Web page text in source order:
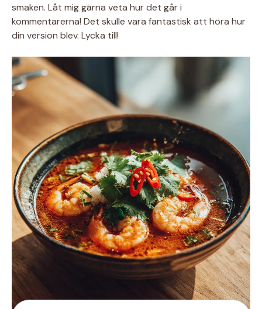
smaken. Låt mig gärna veta hur det går i
kommentarerna! Det skulle vara fantastisk att höra hur
din version blev. Lycka till!